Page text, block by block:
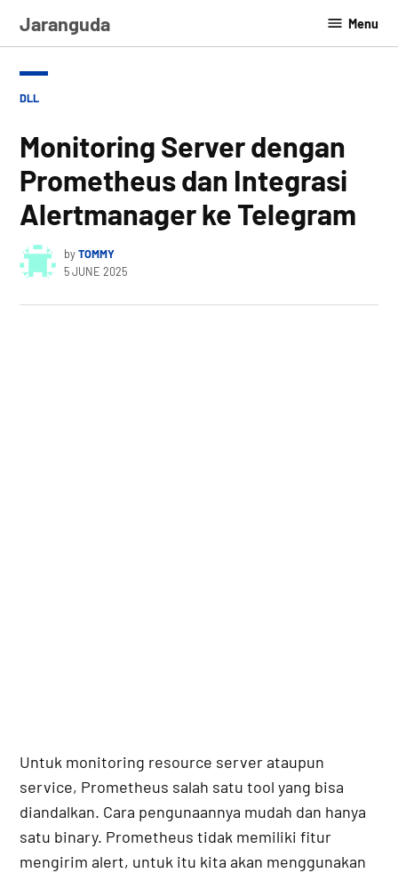
Jaranguda Menu
POSTED
DLL
Monitoring Server dengan
Prometheus dan Integrasi
Alertmanager ke Telegram
byTOMMY
5 JUNE 2025
Untuk monitoring resource server ataupun
service, Prometheus salah satu tool yang bisa
diandalkan. Cara pengunaannya mudah dan hanya
satu binary. Prometheus tidak memiliki fitur
mengirim alert, untuk itu kita akan menggunakan